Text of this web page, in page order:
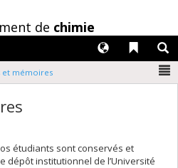
de chimie
Liens
Langues
et mémoires
étudiants sont conservés et
dépôt institutionnel de l’Université